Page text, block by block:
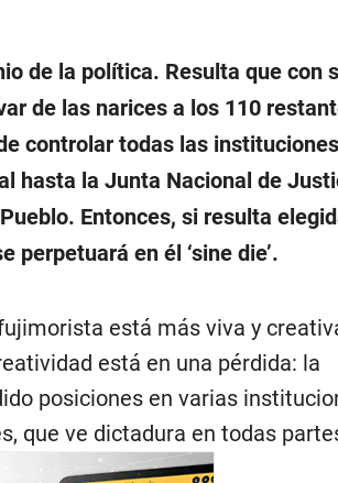
de la política. Resulta que con
de las narices a los 110
controlar todas las
hasta la Junta Nacional de
Entonces, si resulta
perpetuará en él ‘sine die’.
está más viva y
está en una pérdida: la
posiciones en varias
que ve dictadura en todas